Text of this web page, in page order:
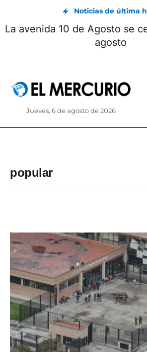
Noticias de última
La avenida 10 de Agosto se
agosto
Jueves, 6 de agosto de 2026
popular